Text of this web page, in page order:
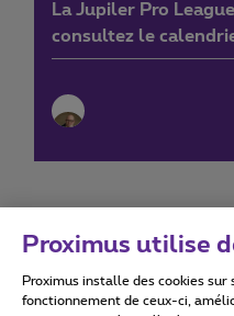
La Jupiler Pro
consultez le
Conditions d'utilisation
Proximus utilise
Proximus installe des cookies
fonctionnement de ceux-ci,